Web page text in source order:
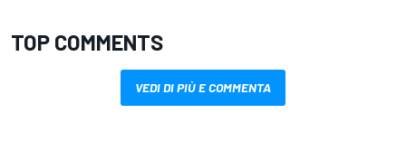
TOP COMMENTS
VEDI DI PIÙ E COMMENTA